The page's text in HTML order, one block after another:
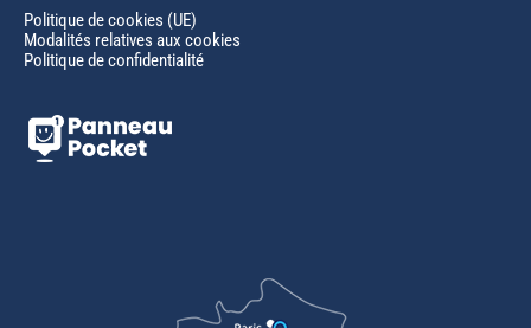
Politique de cookies (UE)
Modalités relatives aux cookies
Politique de confidentialité